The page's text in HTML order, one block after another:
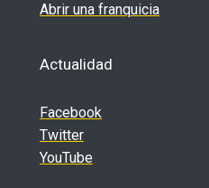
Abrir una franquicia
Actualidad
Facebook
Twitter
YouTube